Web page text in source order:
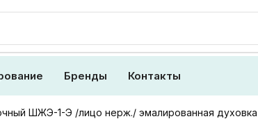
Бренды Контакты
ШЖЭ-1-Э /лицо нерж./ эмалированная духовка